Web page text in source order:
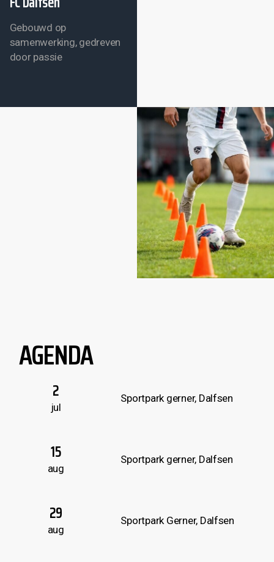
Gebouwd op
samenwerking, gedreven
door passie
AGENDA
2
jul
Sportpark gerner, Dalfsen
15
aug
Sportpark gerner, Dalfsen
29
aug
Sportpark Gerner, Dalfsen